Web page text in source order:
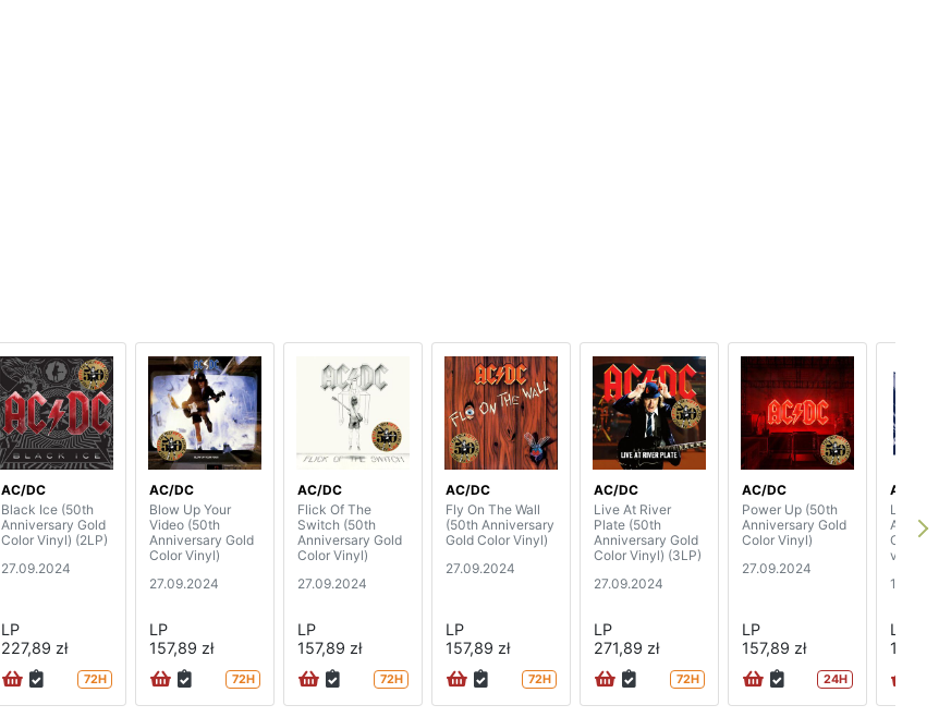
AC/DC
Black Ice (50th
Anniversary Gold
Color Vinyl) (2LP)
27.09.2024
LP
227,89 zł
72H
AC/DC
Blow Up Your
Video (50th
Anniversary Gold
Color Vinyl)
27.09.2024
LP
157,89 zł
72H
AC/DC
Flick Of The
Switch (50th
Anniversary Gold
Color Vinyl)
27.09.2024
LP
157,89 zł
72H
AC/DC
Fly On The Wall
(50th Anniversary
Gold Color Vinyl)
27.09.2024
LP
157,89 zł
72H
AC/DC
Live At River
Plate (50th
Anniversary Gold
Color Vinyl) (3LP)
27.09.2024
LP
271,89 zł
72H
AC/DC
Power Up (50th
Anniversary Gold
Color Vinyl)
27.09.2024
LP
157,89 zł
24H
AC/DC
Live At
Arena,
October
vinyl)
LP
100,89